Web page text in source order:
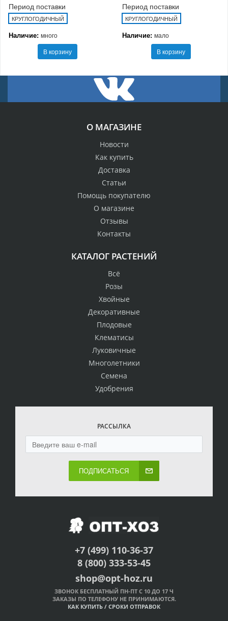
Период поставки
КРУГЛОГОДИЧНЫЙ
Наличие: много
В корзину
Период поставки
КРУГЛОГОДИЧНЫЙ
Наличие: мало
В корзину
О МАГАЗИНЕ
Новости
Как купить
Доставка
Статьи
Помощь покупателю
О магазине
Отзывы
Контакты
КАТАЛОГ РАСТЕНИЙ
Всё
Розы
Хвойные
Декоративные
Плодовые
Клематисы
Луковичные
Многолетники
Семена
Удобрения
РАССЫЛКА
ПОДПИСАТЬСЯ
+7 (499) 110-36-37
8 (800) 333-53-45
shop@opt-hoz.ru
ЗВОНОК БЕСПЛАТНЫЙ ПН-ПТ С 10 ДО 17 Ч
ЗАКАЗЫ ПО ТЕЛЕФОНУ НЕ ПРИНИМАЮТСЯ.
КАК КУПИТЬ / СРОКИ ОТПРАВОК